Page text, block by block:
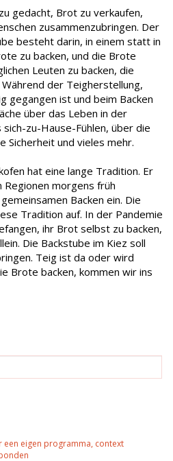
gedacht, Brot zu verkaufen,
zusammenzubringen. Der
besteht darin, in einem statt in
zu backen, und die Brote
Leuten zu backen, die
der Teigherstellung,
gegangen ist und beim Backen
über das Leben in der
zu-Hause-Fühlen, über die
Sicherheit und vieles mehr.
hat eine lange Tradition. Er
Regionen morgens früh
Backen ein. Die
Tradition auf. In der Pandemie
ihr Brot selbst zu backen,
Die Backstube im Kiez soll
Teig ist da oder wird
Brote backen, kommen wir ins
een eigen programma, context